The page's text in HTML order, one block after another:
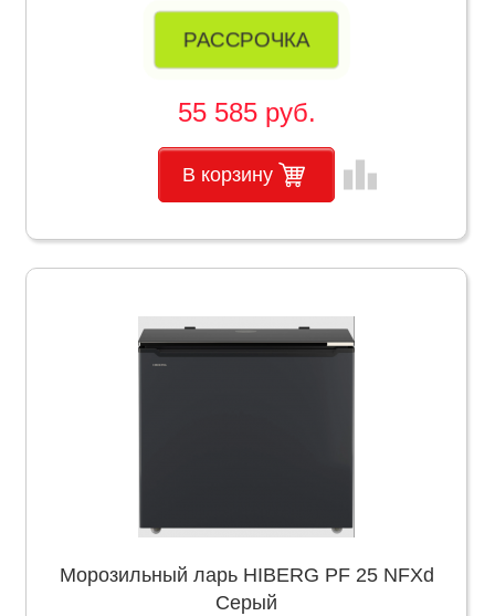
РАССРОЧКА
55 585 руб.
В корзину leaderboard
Морозильный ларь HIBERG PF 25 NFXd
Серый